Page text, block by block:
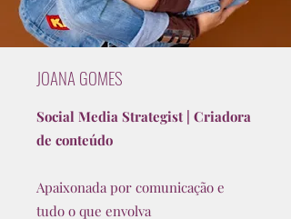
JOANA GOMES
Social Media Strategist Criadora
de conteúdo
Apaixonada por comunicação e
tudo o que envolva